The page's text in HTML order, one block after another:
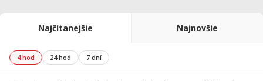
Najčítanejšie Najnovšie
4 hod 24 hod 7 dní